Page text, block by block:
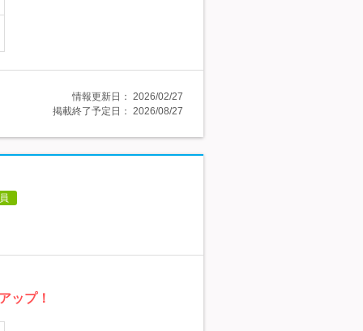
情報更新日： 2026/02/27
掲載終了予定日： 2026/08/27
ップ！